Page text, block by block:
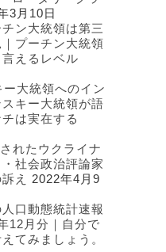
3月10日
ン大統領は第三
プーチン大統領
えるレベル
大統領へのイン
キー大統領が語
は実在する
れたウクライナ
社会政治評論家
え
2022年4月9
口動態統計速報
12月分｜自分で
てみましょう。